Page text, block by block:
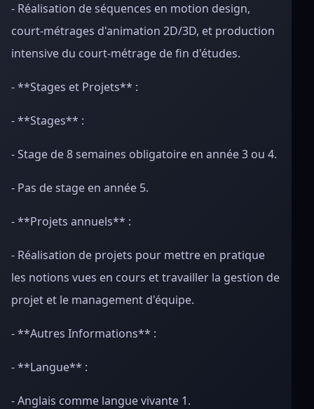
- Réalisation de séquences en motion design,
court-métrages d'animation 2D/3D, et production
intensive du court-métrage de fin d'études.
- **Stages et Projets** :
- **Stages** :
- Stage de 8 semaines obligatoire en année 3 ou 4.
- Pas de stage en année 5.
- **Projets annuels** :
- Réalisation de projets pour mettre en pratique
les notions vues en cours et travailler la gestion de
projet et le management d'équipe.
- **Autres Informations** :
- **Langue** :
- Anglais comme langue vivante 1.